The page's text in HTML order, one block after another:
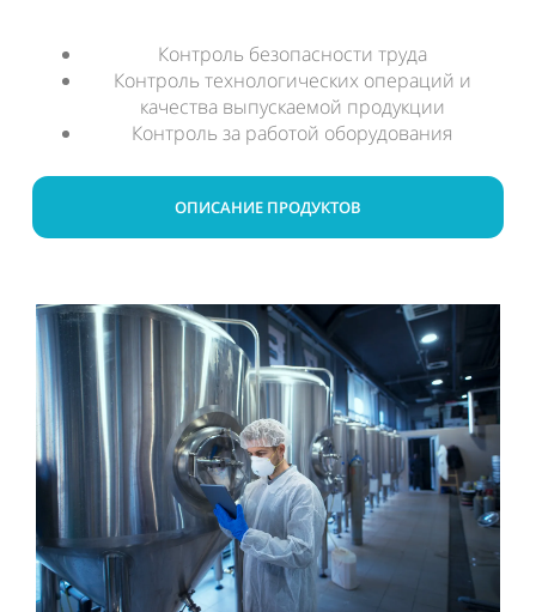
Контроль безопасности труда
Контроль технологических операций и
качества выпускаемой продукции
Контроль за работой оборудования
ОПИСАНИЕ ПРОДУКТОВ